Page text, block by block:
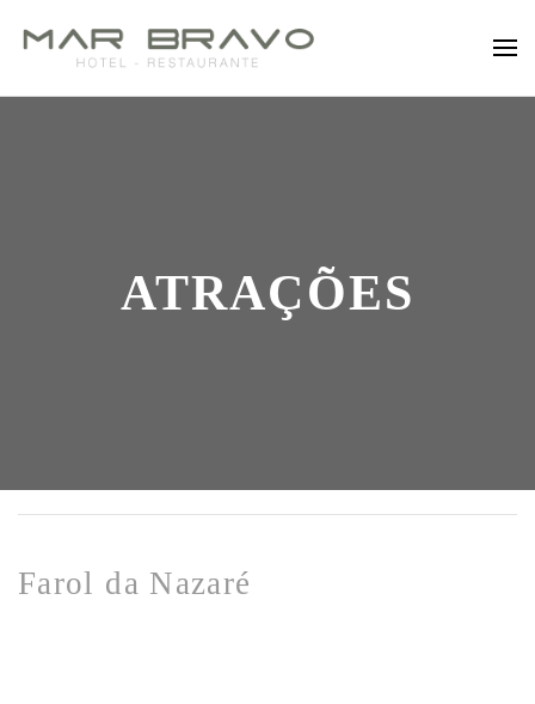
Saltar para o conteúdo principal
ATRAÇÕES
Farol da Nazaré